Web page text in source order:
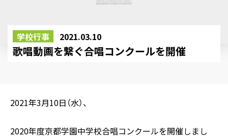
学校行事 2021.03.10
歌唱動画を繋ぐ合唱コンクールを開催
2021年3月10日（水）、
2020年度京都学園中学校合唱コンクールを開催しまし